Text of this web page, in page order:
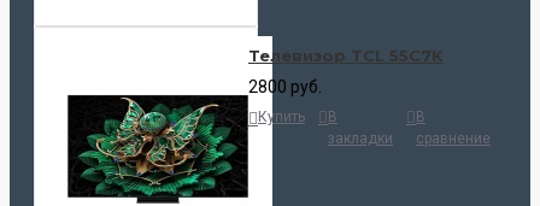
Телевизор TCL 55C7K
2800 руб.
Купить
В
закладки
В
сравнение